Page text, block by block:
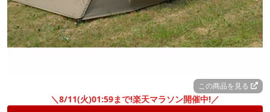
この商品を見る
＼8/11(火)01:59まで!楽天マラソン開催中!／